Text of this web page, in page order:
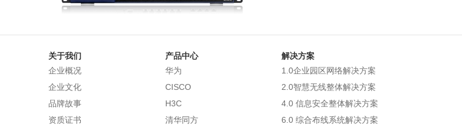
关于我们
企业概况
企业文化
品牌故事
资质证书
产品中心
华为
CISCO
H3C
清华同方
解决方案
1.0企业园区网络解决方案
2.0智慧无线整体解决方案
4.0 信息安全整体解决方案
6.0 综合布线系统解决方案